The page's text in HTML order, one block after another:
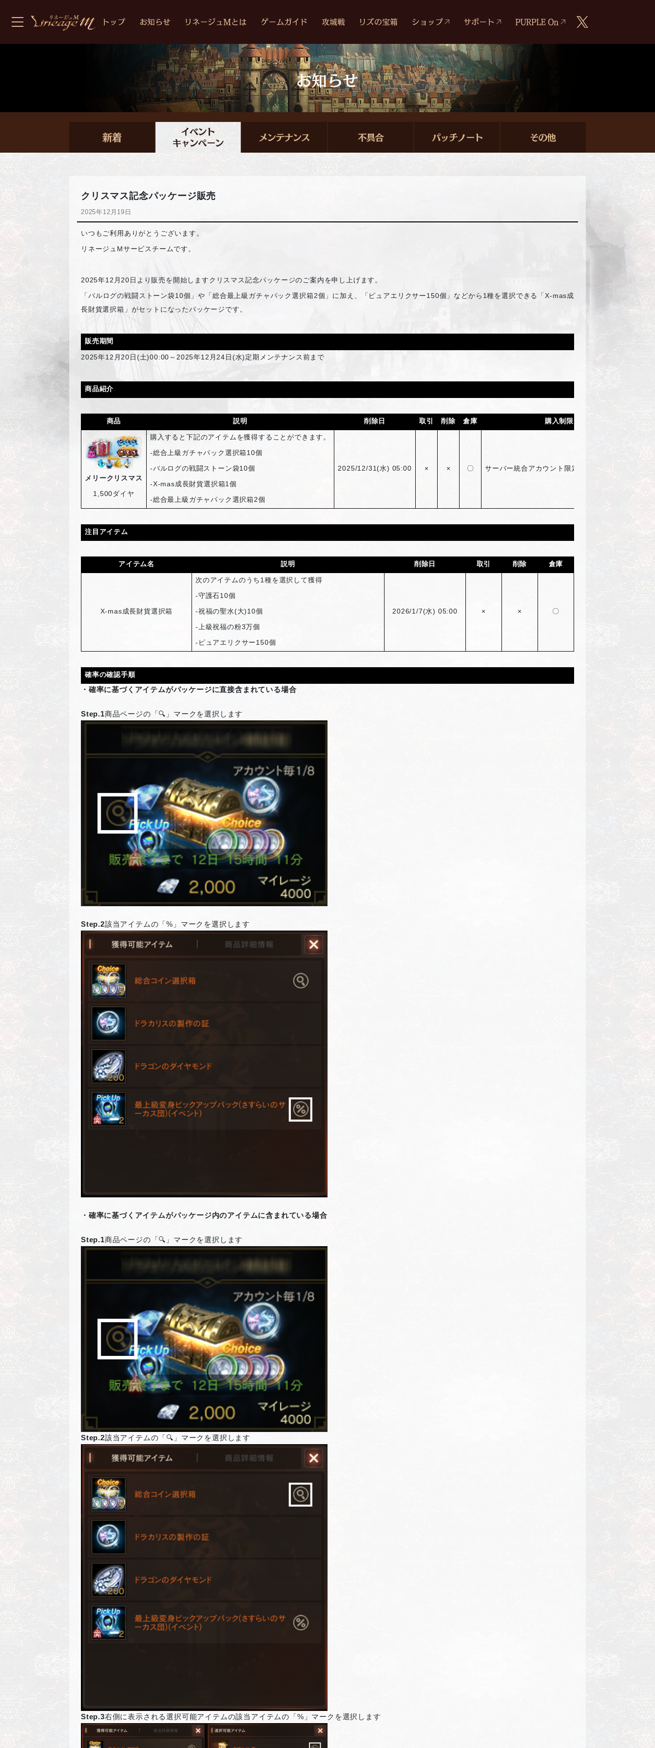
クリスマス記念パッケージ販売
2025年12月19日
いつもご利用ありがとうございます。
リネージュMサービスチームです。
2025年12月20日より販売を開始しますクリスマス記念パッケージのご案内を申し上げます。
「バルログの戦闘ストーン袋10個」や「総合最上級ガチャパック選択箱2個」に加え、「ピュアエリクサー150個」などから1種を選択できる「X-mas成
長財貨選択箱」がセットになったパッケージです。
販売期間
2025年12月20日(土)00:00～2025年12月24日(水)定期メンテナンス前まで
商品紹介
商品 説明 削除日 取引 削除 倉庫 購入制限
メリークリスマス
1,500ダイヤ
購入すると下記のアイテムを獲得することができます。
-総合上級ガチャパック選択箱10個
-バルログの戦闘ストーン袋10個
-X-mas成長財貨選択箱1個
-総合最上級ガチャパック選択箱2個
2025/12/31(水) 05:00 × × 〇 サーバー統合アカウント限定8回のみ購入可能
注目アイテム
アイテム名 説明 削除日 取引 削除 倉庫
X-mas成長財貨選択箱
次のアイテムのうち1種を選択して獲得
-守護石10個
-祝福の聖水(大)10個
-上級祝福の粉3万個
- ピュアエリクサー150個
2026/1/7(水) 05:00 × × 〇
確率の確認手順
・確率に基づくアイテムがパッケージに直接含まれている場合
Step.1商品ページの「🔍」マークを選択します
Step.2該当アイテムの「%」マークを選択します
・確率に基づくアイテムがパッケージ内のアイテムに含まれている場合
Step.1商品ページの「🔍」マークを選択します
Step.2該当アイテムの「🔍」マークを選択します
Step.3右側に表示される選択可能アイテムの該当アイテムの「%」マークを選択します